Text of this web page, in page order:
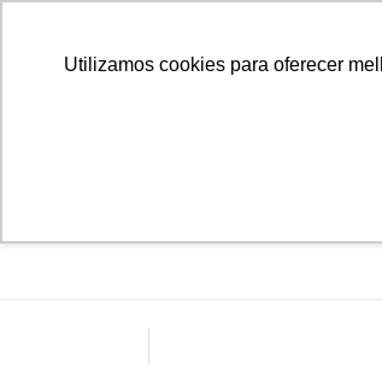
Utilizamos cookies para oferecer